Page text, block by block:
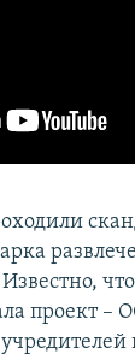
Известно,
проект –